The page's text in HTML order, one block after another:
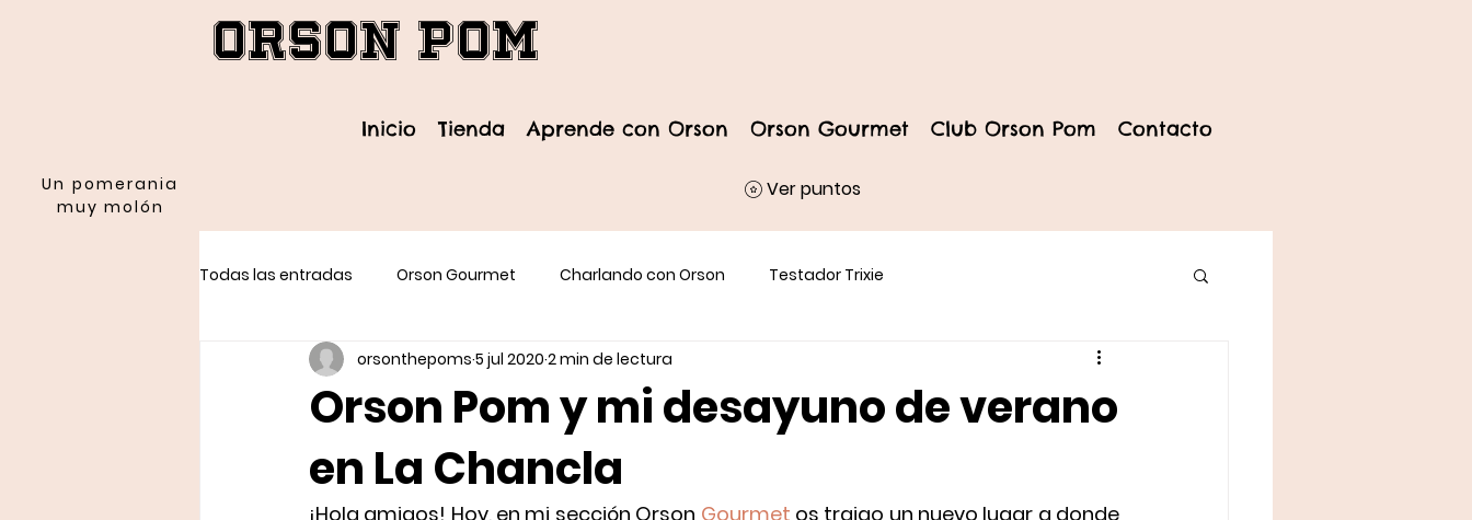
Un pomerania
muy molón
Orson Pom
Inicio Tienda Aprende con Orson Orson Gourmet Club Orson Pom Contacto
Ver puntos
Todas las entradas Orson Gourmet Charlando con Orson Testador Trixie
Orson Pom y mi desayuno de verano
en La Chancla
orsonthepoms 5 jul 2020 2 min de lectura
¡Hola amigos! Hoy, en mi sección Orson Gourmet os traigo un nuevo lugar a donde